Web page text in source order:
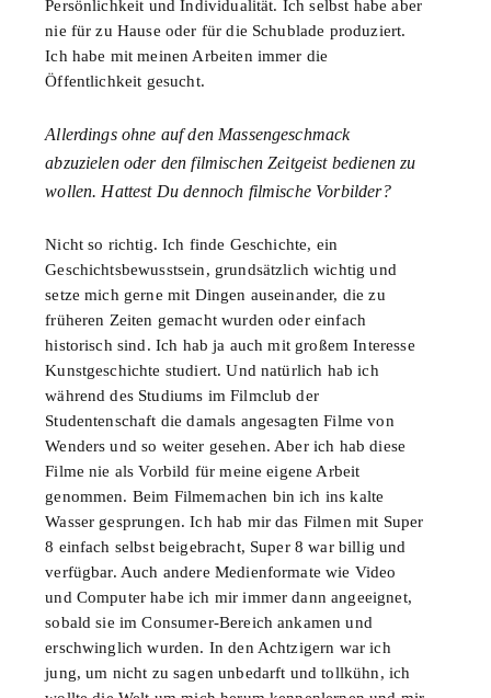
Persönlichkeit und Individualität. Ich selbst habe aber
nie für zu Hause oder für die Schublade produziert.
Ich habe mit meinen Arbeiten immer die
Öffentlichkeit gesucht.
Allerdings ohne auf den Massengeschmack
abzuzielen oder den filmischen Zeitgeist bedienen zu
wollen. Hattest Du dennoch filmische Vorbilder?
Nicht so richtig. Ich finde Geschichte, ein
Geschichtsbewusstsein, grundsätzlich wichtig und
setze mich gerne mit Dingen auseinander, die zu
früheren Zeiten gemacht wurden oder einfach
historisch sind. Ich hab ja auch mit großem Interesse
Kunstgeschichte studiert. Und natürlich hab ich
während des Studiums im Filmclub der
Studentenschaft die damals angesagten Filme von
Wenders und so weiter gesehen. Aber ich hab diese
Filme nie als Vorbild für meine eigene Arbeit
genommen. Beim Filmemachen bin ich ins kalte
Wasser gesprungen. Ich hab mir das Filmen mit Super
8 einfach selbst beigebracht, Super 8 war billig und
verfügbar. Auch andere Medienformate wie Video
und Computer habe ich mir immer dann angeeignet,
sobald sie im Consumer-Bereich ankamen und
erschwinglich wurden. In den Achtzigern war ich
jung, um nicht zu sagen unbedarft und tollkühn, ich